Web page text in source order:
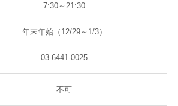
7:30～21:30
年末年始（12/29～1/3）
03-6441-0025
不可